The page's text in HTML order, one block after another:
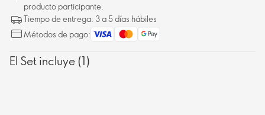
producto participante.
Tiempo de entrega: 3 a 5 días hábiles
Métodos de pago:
El Set incluye (1)